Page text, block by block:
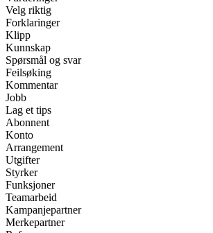
Velg riktig
Forklaringer
Klipp
Kunnskap
Spørsmål og svar
Feilsøking
Kommentar
Jobb
Lag et tips
Abonnent
Konto
Arrangement
Utgifter
Styrker
Funksjoner
Teamarbeid
Kampanjepartner
Merkepartner